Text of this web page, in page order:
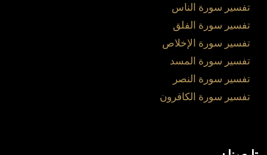
تفسير سورة الناس
تفسير سورة الفلق
تفسير سورة الإخلاص
تفسير سورة المسد
تفسير سورة النصر
تفسير سورة الكافرون